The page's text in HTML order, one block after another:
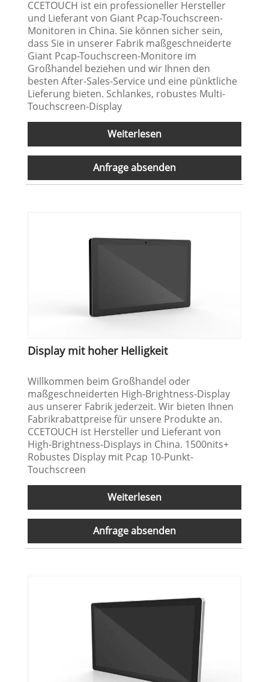
CCETOUCH ist ein professioneller Hersteller
und Lieferant von Giant Pcap-Touchscreen-
Monitoren in China. Sie können sicher sein,
dass Sie in unserer Fabrik maßgeschneiderte
Giant Pcap-Touchscreen-Monitore im
Großhandel beziehen und wir Ihnen den
besten After-Sales-Service und eine pünktliche
Lieferung bieten. Schlankes, robustes Multi-
Touchscreen-Display
Weiterlesen
Anfrage absenden
Display mit hoher Helligkeit
Willkommen beim Großhandel oder
maßgeschneiderten High-Brightness-Display
aus unserer Fabrik jederzeit. Wir bieten Ihnen
Fabrikrabattpreise für unsere Produkte an.
CCETOUCH ist Hersteller und Lieferant von
High-Brightness-Displays in China. 1500nits+
Robustes Display mit Pcap 10-Punkt-
Touchscreen
Weiterlesen
Anfrage absenden